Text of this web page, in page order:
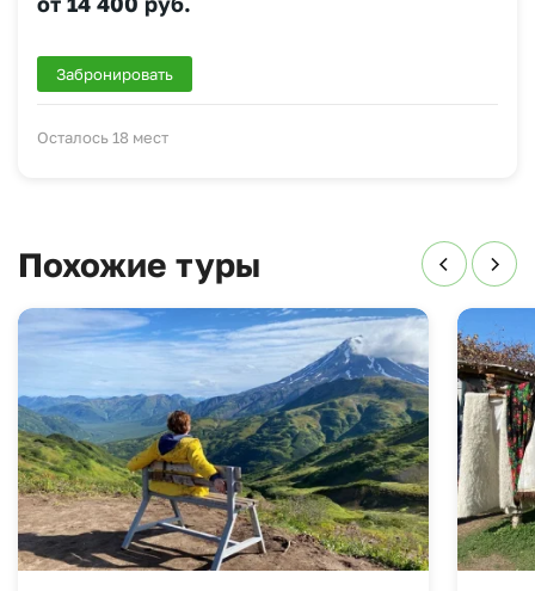
Забронировать
Осталось 18 мест
Похожие туры